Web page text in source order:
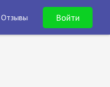
Отзывы Войти